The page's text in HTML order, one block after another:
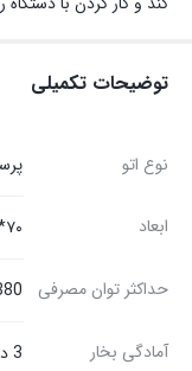
توضیحات تکمیلی
نوع اتو
ابعاد ۷۰*۳۱*۶۳ سانتی‌متر
حداکثر توان مصرفی
آمادگی بخار 3 دقیقه